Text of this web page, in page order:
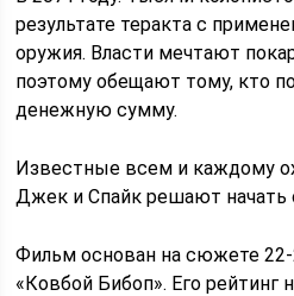
результате теракта с
оружия. Власти мечтают
поэтому обещают тому, кто
денежную сумму.
Известные всем и каждому
Джек и Спайк решают начать
Фильм основан на сюжете 22-
«Ковбой Бибоп». Его рейтинг